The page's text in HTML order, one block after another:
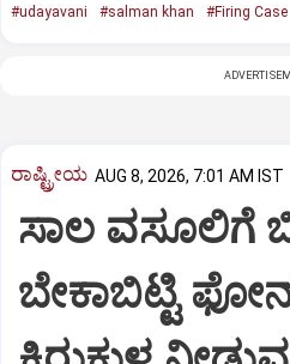
#udayavani #salman khan #Firing Case
ರಾಷ್ಟ್ರೀಯ AUG 8, 2026, 7:01 AM IST
ಸಾಲ
ಬೇಕಾಬಿಟ್ಟಿ